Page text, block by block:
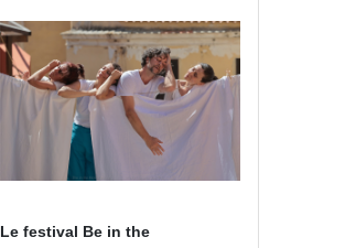
Le festival Be in the